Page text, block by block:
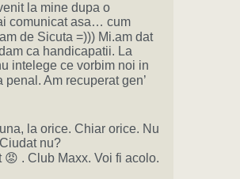
la mine dupa o
comunicat asa… cum
de Sicuta =))) Mi.am dat
ca handicapatii. La
intelege ce vorbim noi in
Am recuperat gen’
la orice. Chiar orice. Nu
nu?
. Club Maxx. Voi fi acolo.